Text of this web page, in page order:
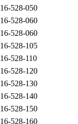
16-528-050
16-528-060
16-528-060
16-528-105
16-528-110
16-528-120
16-528-130
16-528-140
16-528-150
16-528-160